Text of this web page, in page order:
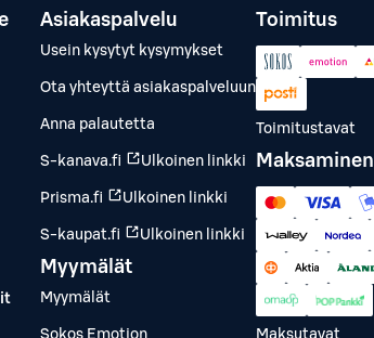
Asiakaspalvelu
Usein kysytyt kysymykset
Ota yhteyttä asiakaspalveluun
Anna palautetta
S-kanava.fi Ulkoinen linkki
Prisma.fi Ulkoinen linkki
S-kaupat.fi Ulkoinen linkki
Myymälät
Myymälät
Sokos Emotion
Toimitus
Toimitustavat
Maksaminen
Maksutavat